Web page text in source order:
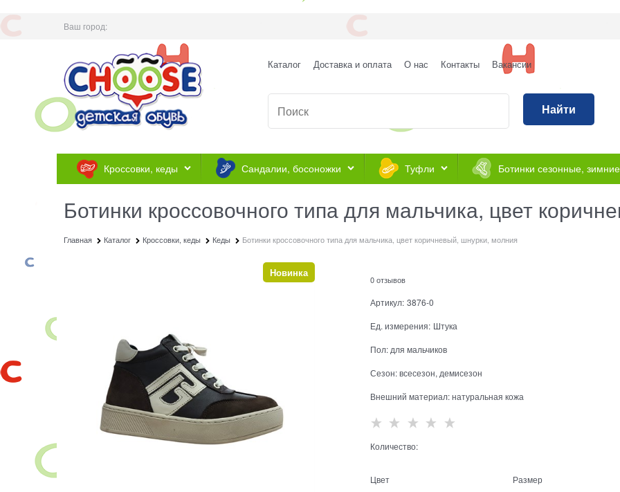
Ваш город:
Каталог Доставка и оплата О нас Контакты Вакансии
Найти
Кроссовки, кеды Сандалии, босоножки Туфли Ботинки сезонные, зимние
Ботинки кроссовочного типа для мальчика, цвет
Главная Каталог Кроссовки, кеды Кеды Ботинки кроссовочного типа для мальчика, цвет коричневый, шнурки, молния
Новинка
0 отзывов
Артикул: 3876-0
Ед. измерения: Штука
Пол: для мальчиков
Сезон:всесезон, демисезон
Внешний материал:натуральная кожа
Количество:
Цвет Размер